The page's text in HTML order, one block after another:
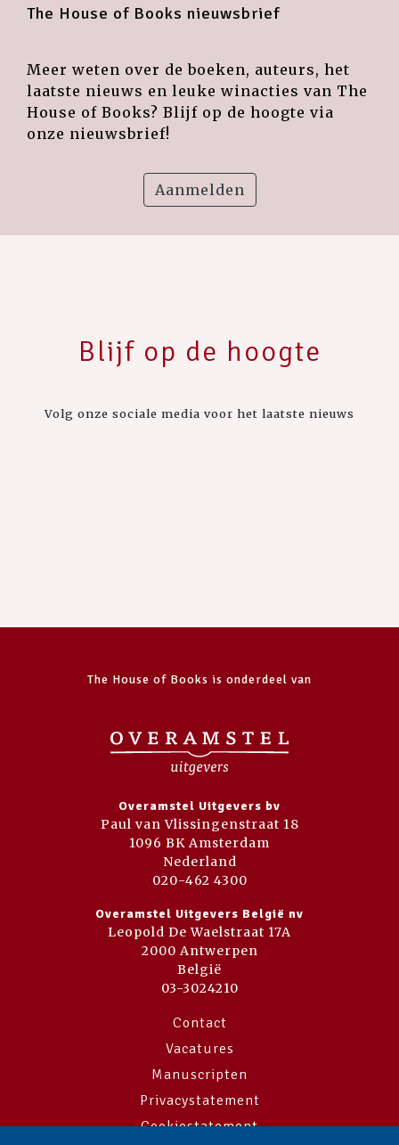
The House of Books nieuwsbrief
Meer weten over de boeken, auteurs, het
laatste nieuws en leuke winacties van The
House of Books? Blijf op de hoogte via
onze nieuwsbrief!
Aanmelden
Blijf op de hoogte
Volg onze sociale media voor het laatste nieuws
The House of Books is onderdeel van
Overamstel Uitgevers bv
Paul van Vlissingenstraat 18
1096 BK Amsterdam
Nederland
020-462 4300
Overamstel Uitgevers België nv
Leopold De Waelstraat 17A
2000 Antwerpen
België
03-3024210
Contact
Vacatures
Manuscripten
Privacystatement
Cookiestatement